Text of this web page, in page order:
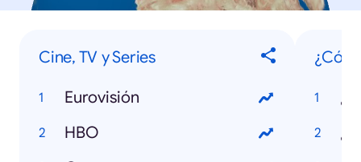
Cine, TV y Series
Eurovisión
HBO